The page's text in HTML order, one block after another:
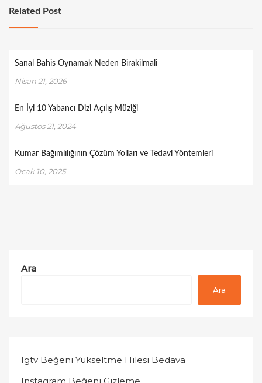
Related Post
Sanal Bahis Oynamak Neden Birakilmali
Nisan 21, 2026
En İyi 10 Yabancı Dizi Açılış Müziği
Ağustos 21, 2024
Kumar Bağımlılığının Çözüm Yolları ve Tedavi Yöntemleri
Ocak 10, 2025
Ara
Ara
Igtv Beğeni Yükseltme Hilesi Bedava
Instagram Beğeni Gizleme